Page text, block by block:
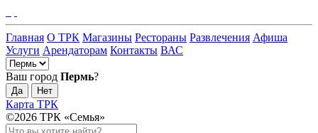
Главная О ТРК Магазины Рестораны Развлечения Афиша
Услуги Арендаторам Контакты ВАС
Ваш город Пермь?
Да Нет
Карта ТРК
©2026 ТРК «Семья»